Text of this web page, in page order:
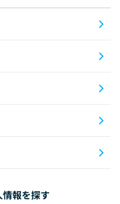
報を探す